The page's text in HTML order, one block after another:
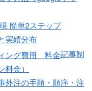
簡単2ステップ
実績分布
記事制
金）